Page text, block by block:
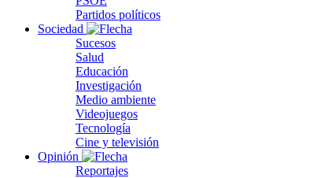
Partidos políticos
Sociedad
Sucesos
Salud
Educación
Investigación
Medio ambiente
Videojuegos
Tecnología
Cine y televisión
Opinión
Reportajes